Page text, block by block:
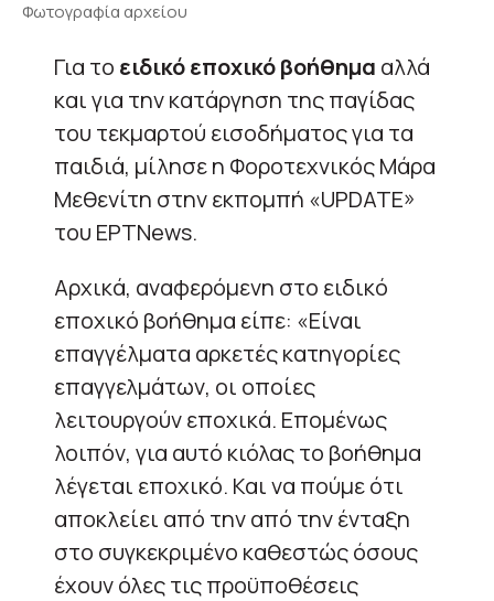
Φωτογραφία αρχείου
Για το ειδικό εποχικό βοήθημα αλλά
και για την κατάργηση της παγίδας
του τεκμαρτού εισοδήματος για τα
παιδιά, μίλησε η Φοροτεχνικός Μάρα
Μεθενίτη στην εκπομπή «UPDATE»
του ΕΡΤNews.
Αρχικά, αναφερόμενη στο ειδικό
εποχικό βοήθημα είπε: «Είναι
επαγγέλματα αρκετές κατηγορίες
επαγγελμάτων, οι οποίες
λειτουργούν εποχικά. Επομένως
λοιπόν, για αυτό κιόλας το βοήθημα
λέγεται εποχικό. Και να πούμε ότι
αποκλείει από την από την ένταξη
στο συγκεκριμένο καθεστώς όσους
έχουν όλες τις προϋποθέσεις